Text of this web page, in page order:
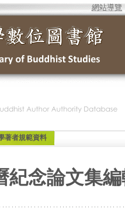
網站導覽
著者規範資料
紀念論文集